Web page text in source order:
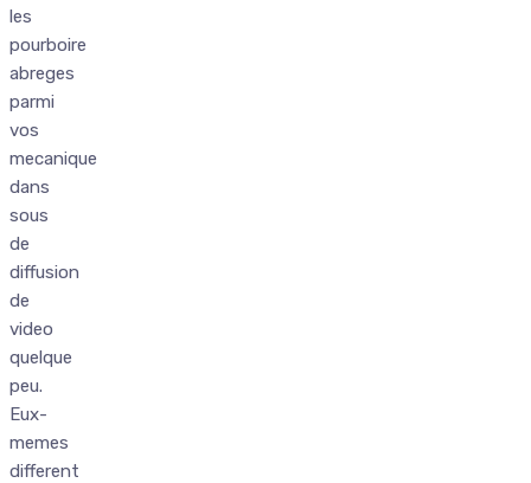
les
pourboire
abreges
parmi
vos
mecanique
dans
sous
de
diffusion
de
video
quelque
peu.
Eux-
memes
different